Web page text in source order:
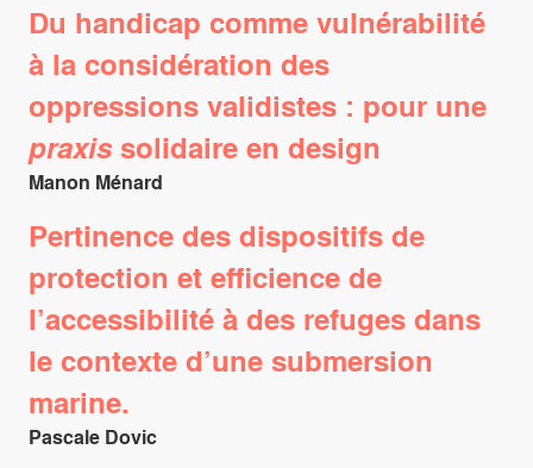
Du handicap comme vulnérabilité
à la considération des
oppressions validistes : pour une
praxis solidaire en design
Manon Ménard
Pertinence des dispositifs de
protection et efficience de
l’accessibilité à des refuges dans
le contexte d’une submersion
marine.
Pascale Dovic